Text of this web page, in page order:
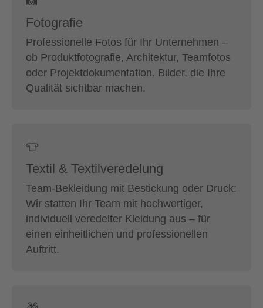
Fotografie
Professionelle Fotos für Ihr Unternehmen –
ob Produktfotografie, Architektur, Teamfotos
oder Projektdokumentation. Bilder, die Ihre
Qualität sichtbar machen.
👕
Textil & Textilveredelung
Team-Bekleidung mit Bestickung oder Druck:
Wir statten Ihr Team mit hochwertiger,
individuell veredelter Kleidung aus – für
einen einheitlichen und professionellen
Auftritt.